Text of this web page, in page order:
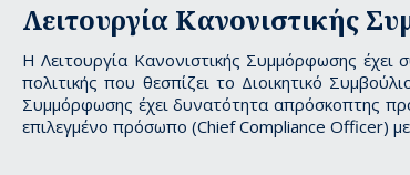
Λειτουργία Κανονιστικής
Η Λειτουργία Κανονιστικής Συμμόρφωσης έχει
πολιτικής που θεσπίζει το Διοικητικό
Συμμόρφωσης έχει δυνατότητα απρόσκοπτης
επιλεγμένο πρόσωπο (Chief Compliance Officer)